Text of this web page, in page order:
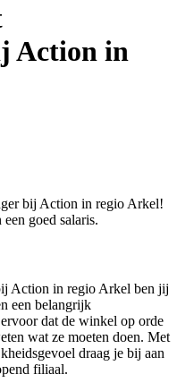
Action in
bij Action in regio Arkel!
goed salaris.
Action in regio Arkel ben jij
een belangrijk
dat de winkel op orde
wat ze moeten doen. Met
draag je bij aan
filiaal.